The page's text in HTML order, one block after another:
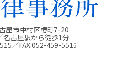
屋市中村区椿町7-20
名古屋駅から徒歩1分
／FAX:052-459-5516